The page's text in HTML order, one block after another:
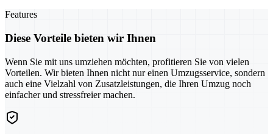
Features
Diese Vorteile bieten wir Ihnen
Wenn Sie mit uns umziehen möchten, profitieren Sie von vielen
Vorteilen. Wir bieten Ihnen nicht nur einen Umzugsservice, sondern
auch eine Vielzahl von Zusatzleistungen, die Ihren Umzug noch
einfacher und stressfreier machen.